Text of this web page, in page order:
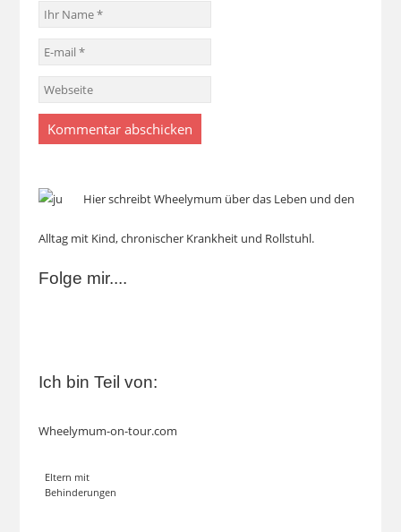
Hier schreibt Wheelymum über das Leben und den
Alltag mit Kind, chronischer Krankheit und Rollstuhl.
Folge mir....
Ich bin Teil von:
Wheelymum-on-tour.com
Eltern mit
Behinderungen